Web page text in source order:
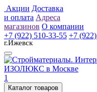
Акции Доставка
и оплата Адреса
магазинов О компании
+7 (922) 510-33-55 +7
г.Ижевск
1
Каталог товаров